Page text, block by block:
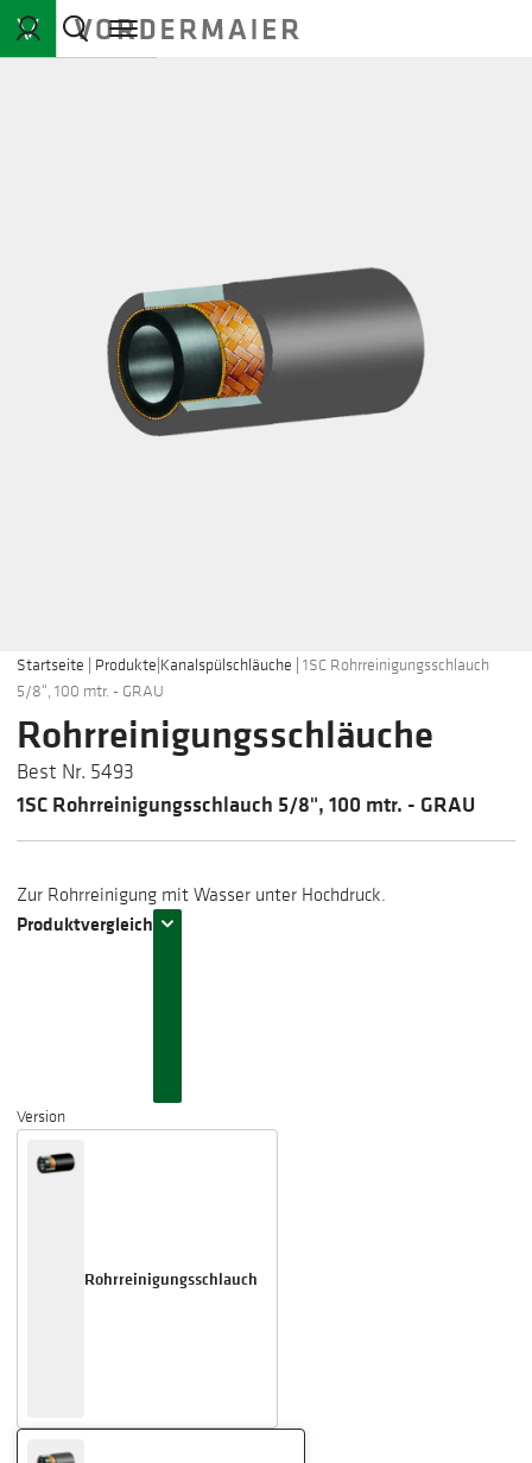
Startseite | Produkte|Kanalspülschläuche | 1SC Rohrreinigungsschlauch
5/8", 100 mtr. - GRAU
Rohrreinigungsschläuche
Best Nr. 5493
1SC Rohrreinigungsschlauch 5/8", 100 mtr. - GRAU
Zur Rohrreinigung mit Wasser unter Hochdruck.
Produktvergleich
Version
Rohrreinigungsschlauch